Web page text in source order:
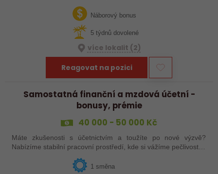
hledáme pečlivého a spolehlivého kolegu či kolegyni, který/á
se zapojí do správy…
Náborový bonus
5 týdnů dovolené
více lokalit (2)
Reagovat na pozici
Samostatná finanční a mzdová účetní -
bonusy, prémie
40 000 - 50 000 Kč
Máte zkušenosti s účetnictvím a toužíte po nové výzvě?
Nabízíme stabilní pracovní prostředí, kde si vážíme pečlivosti a
interních procesů.…
1 směna